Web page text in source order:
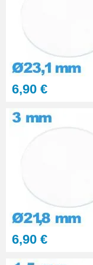
6,90 €
6,90 €